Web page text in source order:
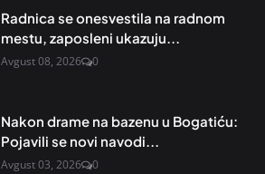
Radnica se onesvestila na radnom
mestu, zaposleni ukazuju...
Avgust 08, 2026 0
Nakon drame na bazenu u Bogatiću:
Pojavili se novi navodi...
Avgust 03, 2026 0